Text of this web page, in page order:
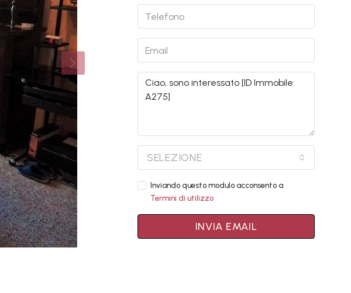
SELEZIONE
Inviando questo modulo acconsento a
Termini di utilizzo
INVIA EMAIL